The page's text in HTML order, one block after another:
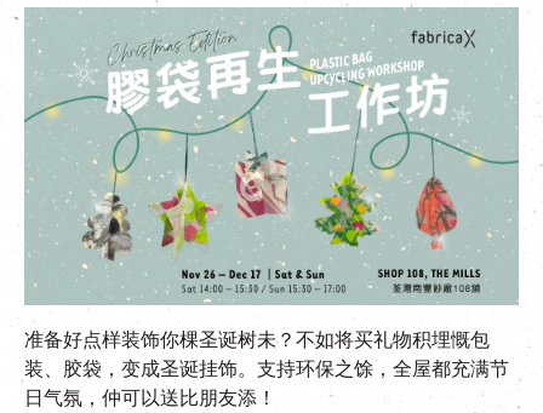
展覽
走进南丰纱厂
体验 走进南丰纱厂
CHAT六厂
南丰作坊
其他體驗
到访我们
开放时间及位置
穿梭巴士服务
停车场
NF TOUCH
EN | 繁
准备好点样装饰你棵圣诞树未？不如将买礼物积埋慨包
装、胶袋，变成圣诞挂饰。支持环保之馀，全屋都充满节
日气氛，仲可以送比朋友添！